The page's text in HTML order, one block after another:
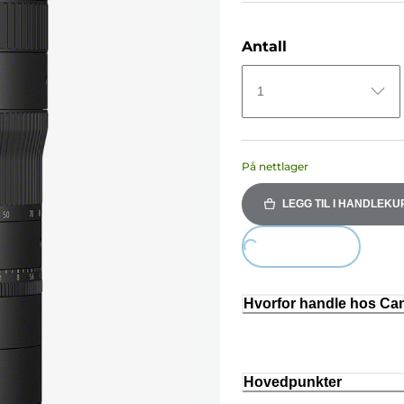
Antall
1
På nettlager
LEGG TIL I
Loading...
Hvorfor handle hos
Hovedpunkter